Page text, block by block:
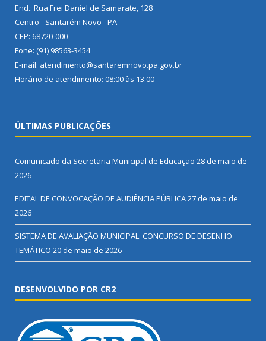
End.: Rua Frei Daniel de Samarate, 128
Centro - Santarém Novo - PA
CEP: 68720-000
Fone: (91) 98563-3454
E-mail: atendimento@santaremnovo.pa.gov.br
Horário de atendimento: 08:00 às 13:00
ÚLTIMAS PUBLICAÇÕES
Comunicado da Secretaria Municipal de Educação 28 de maio de
2026
EDITAL DE CONVOCAÇÃO DE AUDIÊNCIA PÚBLICA27 de maio de
2026
SISTEMA DE AVALIAÇÃO MUNICIPAL: CONCURSO DE DESENHO
TEMÁTICO 20 de maio de 2026
DESENVOLVIDO POR CR2